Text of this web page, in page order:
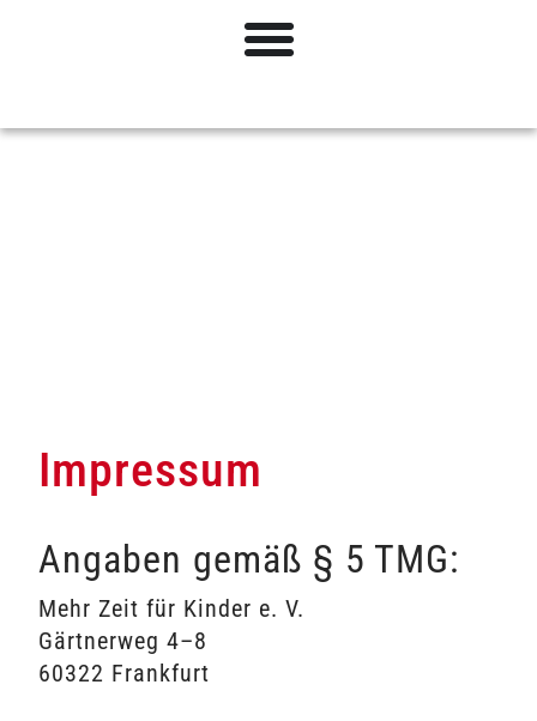
Impressum
Angaben gemäß § 5 TMG:
Mehr Zeit für Kinder e. V.
Gärtnerweg 4–8
60322 Frankfurt